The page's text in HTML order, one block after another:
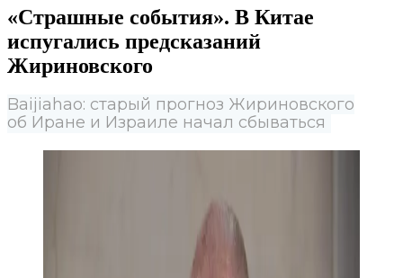
«Страшные события». В Китае
испугались предсказаний
Жириновского
Baijiahao: старый прогноз Жириновского
об Иране и Израиле начал сбываться